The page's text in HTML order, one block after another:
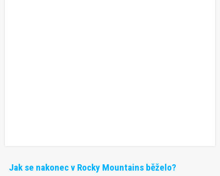
Jak se nakonec v Rocky Mountains běželo?